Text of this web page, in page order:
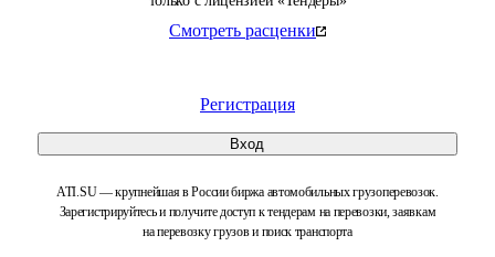
Смотреть расценки
Регистрация
Вход
ATI.SU — крупнейшая в России биржа автомобильных грузоперевозок.
Зарегистрируйтесь и получите доступ к тендерам на перевозки, заявкам
на перевозку грузов и поиск транспорта